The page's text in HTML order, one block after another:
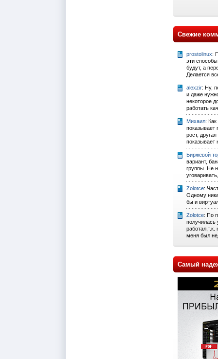
Свежие
prostolinux:
эти
будут, а
Делается
alexzir: Ну,
и даже
некоторое
работать
Михаил: Как
показывает
рост,
показывает
Биржевой
вариант,
группы. Не
Zolotce:
Одному
бы и
Zolotce: По
получилась
работал,т.к.
меня был
Самый